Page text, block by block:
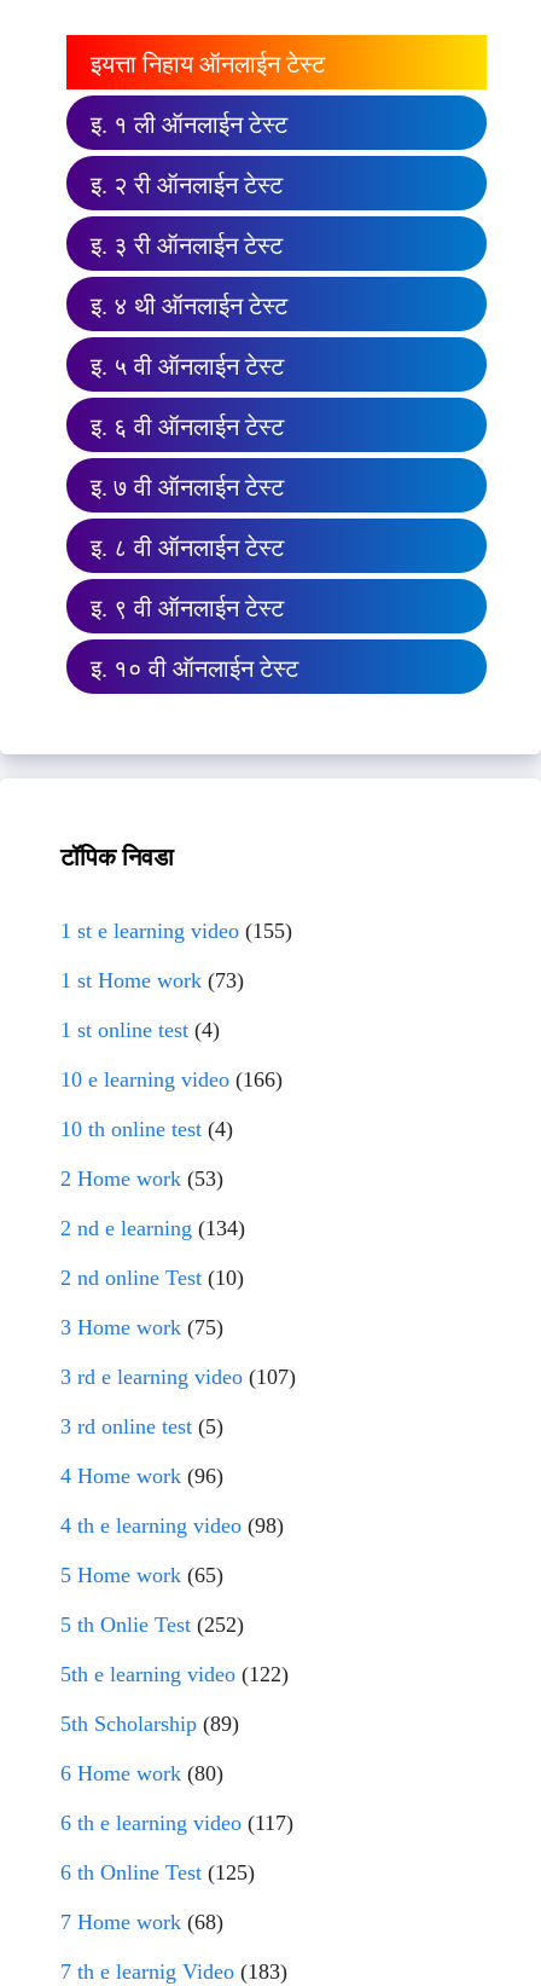
इयत्ता निहाय ऑनलाईन टेस्ट
इ. १ ली ऑनलाईन टेस्ट
इ. २ री ऑनलाईन टेस्ट
इ. ३ री ऑनलाईन टेस्ट
इ. ४ थी ऑनलाईन टेस्ट
इ. ५ वी ऑनलाईन टेस्ट
इ. ६ वी ऑनलाईन टेस्ट
इ. ७ वी ऑनलाईन टेस्ट
इ. ८ वी ऑनलाईन टेस्ट
इ. ९ वी ऑनलाईन टेस्ट
इ. १० वी ऑनलाईन टेस्ट
टॉपिक निवडा
1 st e learning video (155)
1 st Home work (73)
1 st online test (4)
10 e learning video (166)
10 th online test (4)
2 Home work (53)
2 nd e learning (134)
2 nd online Test (10)
3 Home work (75)
3 rd e learning video (107)
3 rd online test (5)
4 Home work (96)
4 th e learning video (98)
5 Home work (65)
5 th Onlie Test (252)
5th e learning video (122)
5th Scholarship (89)
6 Home work (80)
6 th e learning video (117)
6 th Online Test (125)
7 Home work (68)
7 th e learnig Video (183)